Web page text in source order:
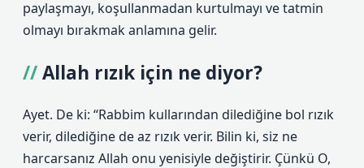
paylaşmayı, koşullanmadan kurtulmayı ve tatmin
olmayı bırakmak anlamına gelir.
Allah rızık için ne diyor?
Ayet. De ki: “Rabbim kullarından dilediğine bol rızık
verir, dilediğine de az rızık verir. Bilin ki, siz ne
harcarsanız Allah onu yenisiyle değiştirir. Çünkü O,